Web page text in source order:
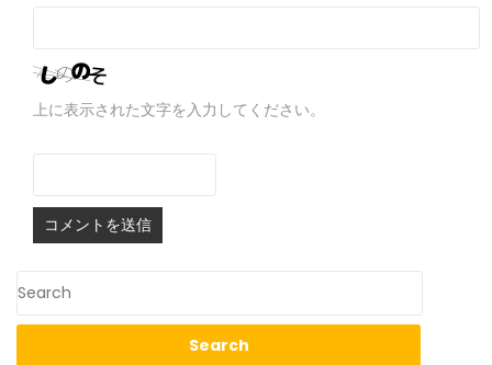
上に表示された文字を入力してください。